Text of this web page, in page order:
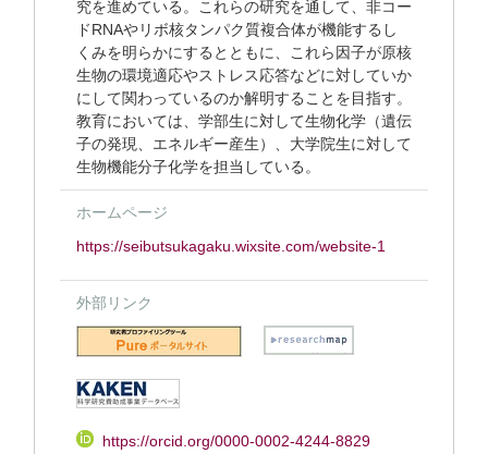
究を進めている。これらの研究を通して、非コー
ドRNAやリボ核タンパク質複合体が機能するし
くみを明らかにするとともに、これら因子が原核
生物の環境適応やストレス応答などに対していか
にして関わっているのか解明することを目指す。
教育においては、学部生に対して生物化学（遺伝
子の発現、エネルギー産生）、大学院生に対して
生物機能分子化学を担当している。
ホームページ
https://seibutsukagaku.wixsite.com/website-1
外部リンク
https://orcid.org/0000-0002-4244-8829